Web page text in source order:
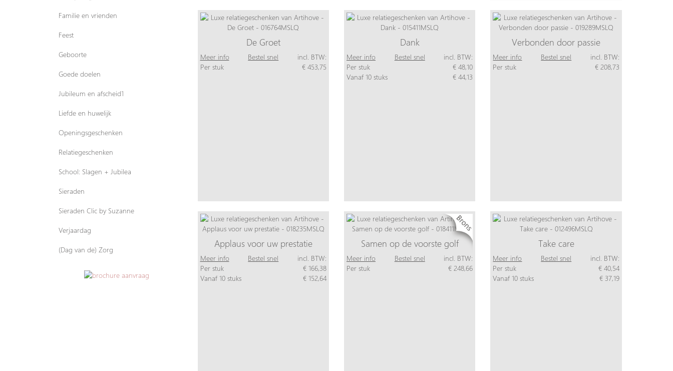
Familie en vrienden
Feest
Geboorte
Goede doelen
Jubileum en afscheid1
Liefde en huwelijk
Openingsgeschenken
Relatiegeschenken
School: Slagen + Jubilea
Sieraden
Sieraden Clic by Suzanne
Verjaardag
(Dag van de) Zorg
De Groet
Meer info Bestel snel
incl. BTW:
Per stuk
€ 453,75
Dank
Meer info Bestel snel
incl. BTW:
Per stuk
€ 48,10
Vanaf 10 stuks
€ 44,13
Verbonden door passie
Meer info Bestel snel
incl. BTW:
Per stuk
€ 208,73
Applaus voor uw prestatie
Meer info Bestel snel
incl. BTW:
Per stuk
€ 166,38
Vanaf 10 stuks
€ 152,64
Samen op de voorste golf
Meer info Bestel snel
incl. BTW:
Per stuk
€ 248,66
Take care
Meer info Bestel snel
incl. BTW:
Per stuk
€ 40,54
Vanaf 10 stuks
€ 37,19